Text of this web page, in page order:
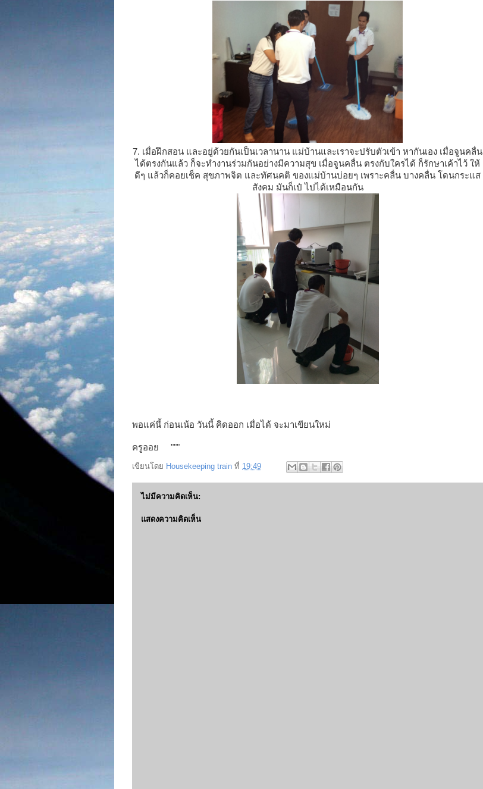
7. เมื่อฝึกสอน และอยู่ด้วยกันเป็นเวลานาน แม่บ้านและเราจะปรับตัวเข้า หากันเอง เมื่อจูนคลื่น
ได้ตรงกันแล้ว ก็จะทำงานร่วมกันอย่างมีความสุข เมื่อจูนคลื่น ตรงกับใครได้ ก็รักษาเค้าไว้ ให้
ดีๆ แล้วก็คอยเช็ค สุขภาพจิต และทัศนคติ ของแม่บ้านบ่อยๆ เพราะคลื่น บางคลื่น โดนกระแส
สังคม มันก็เป๋ ไปได้เหมือนกัน
พอแค่นี้ ก่อนเน้อ วันนี้ คิดออก เมื่อได้ จะมาเขียนใหม่
ครูออย """
เขียนโดย Housekeeping train ที่ 19:49
ไม่มีความคิดเห็น:
แสดงความคิดเห็น